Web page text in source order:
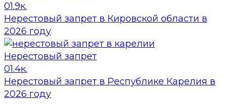
01.9к.
Нерестовый запрет в Кировской области в
2026 году
Нерестовый запрет
01.4к.
Нерестовый запрет в Республике Карелия в
2026 году